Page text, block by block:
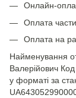
Онлайн-
Оплата
Оплата на
Найменування
Валерійович
у форматі за